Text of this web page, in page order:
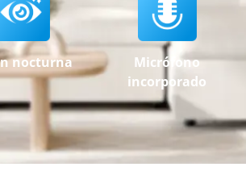
nocturna
Micrófono
incorporado